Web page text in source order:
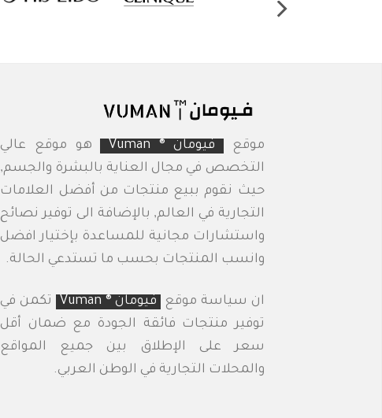
موقع فيومان ® Vuman
هو موقع عالي
التخصص في مجال العناية بالبشرة والجسم,
حيث نقوم ببيع منتجات من أفضل العلامات
التجارية في العالم, بالإضافة الى توفير نصائح
واستشارات مجانية للمساعدة بإختيار افضل
وانسب المنتجات بحسب ما تستدعي الحالة.
ان سياسة موقع فيومان ® Vuman
تكمن في
توفير منتجات فائقة الجودة مع ضمان أقل
سعر على الإطلاق بين جميع المواقع
والمحلات التجارية في الوطن العربي.